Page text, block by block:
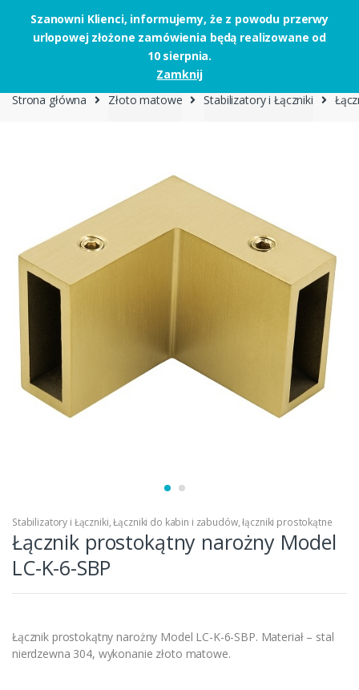
Skip to navigation
Skip to content
Strona główna Złoto matowe Stabilizatory i Łączniki
Stabilizatory i Łączniki,Łączniki do kabin i zabudów,łączniki prostokątne
Łącznik prostokątny narożny Model
LC-K-6-SBP
Łącznik prostokątny narożny Model LC-K-6-SBP. Materiał – stal
nierdzewna 304, wykonanie złoto matowe.
Szanowni Klienci, informujemy, że z powodu przerwy
urlopowej złożone zamówienia będą realizowane od
10 sierpnia.
Zamknij